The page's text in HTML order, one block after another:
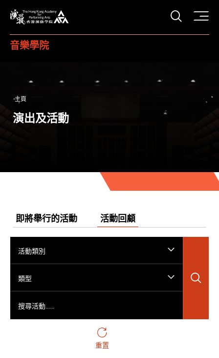
打開
音樂學院
主頁
演出及活動
即將舉行的活動 活動回顧
活動類別
類型
重置